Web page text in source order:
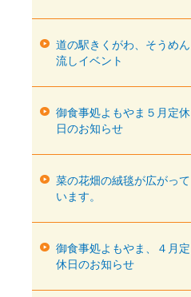
道の駅きくがわ、そうめん
流しイベント
御食事処よもやま５月定休
日のお知らせ
菜の花畑の絨毯が広がって
います。
御食事処よもやま、４月定
休日のお知らせ